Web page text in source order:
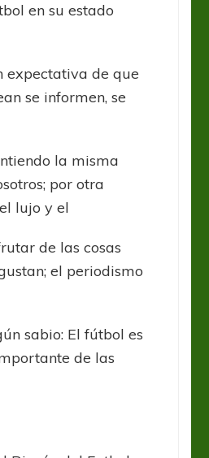
en su estado
expectativa de que
se informen, se
la misma
por otra
lujo y el
de las cosas
el periodismo
sabio: El fútbol es
de las